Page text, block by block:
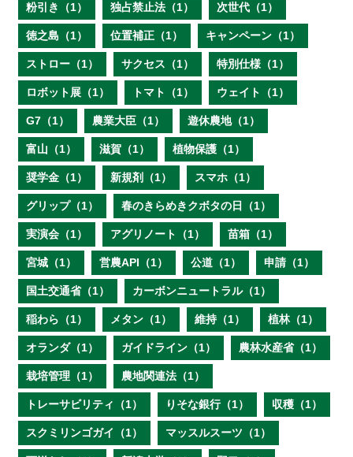
粉引き（1） 独占禁止法（1） 次世代（1）
徳之島（1） 位置補正（1） キャンペーン（1）
ストロー（1） サクセス（1） 特別仕様（1）
ロボット展（1） トマト（1） ウェイト（1）
G7（1） 農業大臣（1） 遊休農地（1）
富山（1） 滋賀（1） 植物保護（1）
奨学金（1） 新規剤（1） スマホ（1）
グリップ（1） 春のきらめきクボタの日（1）
実演会（1） アグリノート（1） 苗箱（1）
宮城（1） 営農API（1） 公道（1） 申請（1）
国土交通省（1） カーボンニュートラル（1）
稲わら（1） メタン（1） 維持（1） 植林（1）
オランダ（1） ガイドライン（1） 農林水産省（1）
栽培管理（1） 農地関連法（1）
トレーサビリティ（1） りそな銀行（1） 収穫（1）
スクミリンゴガイ（1） マッスルスーツ（1）